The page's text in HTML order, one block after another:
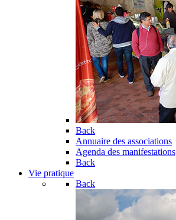
Back
Annuaire des associations
Agenda des manifestations
Back
Vie pratique
Back